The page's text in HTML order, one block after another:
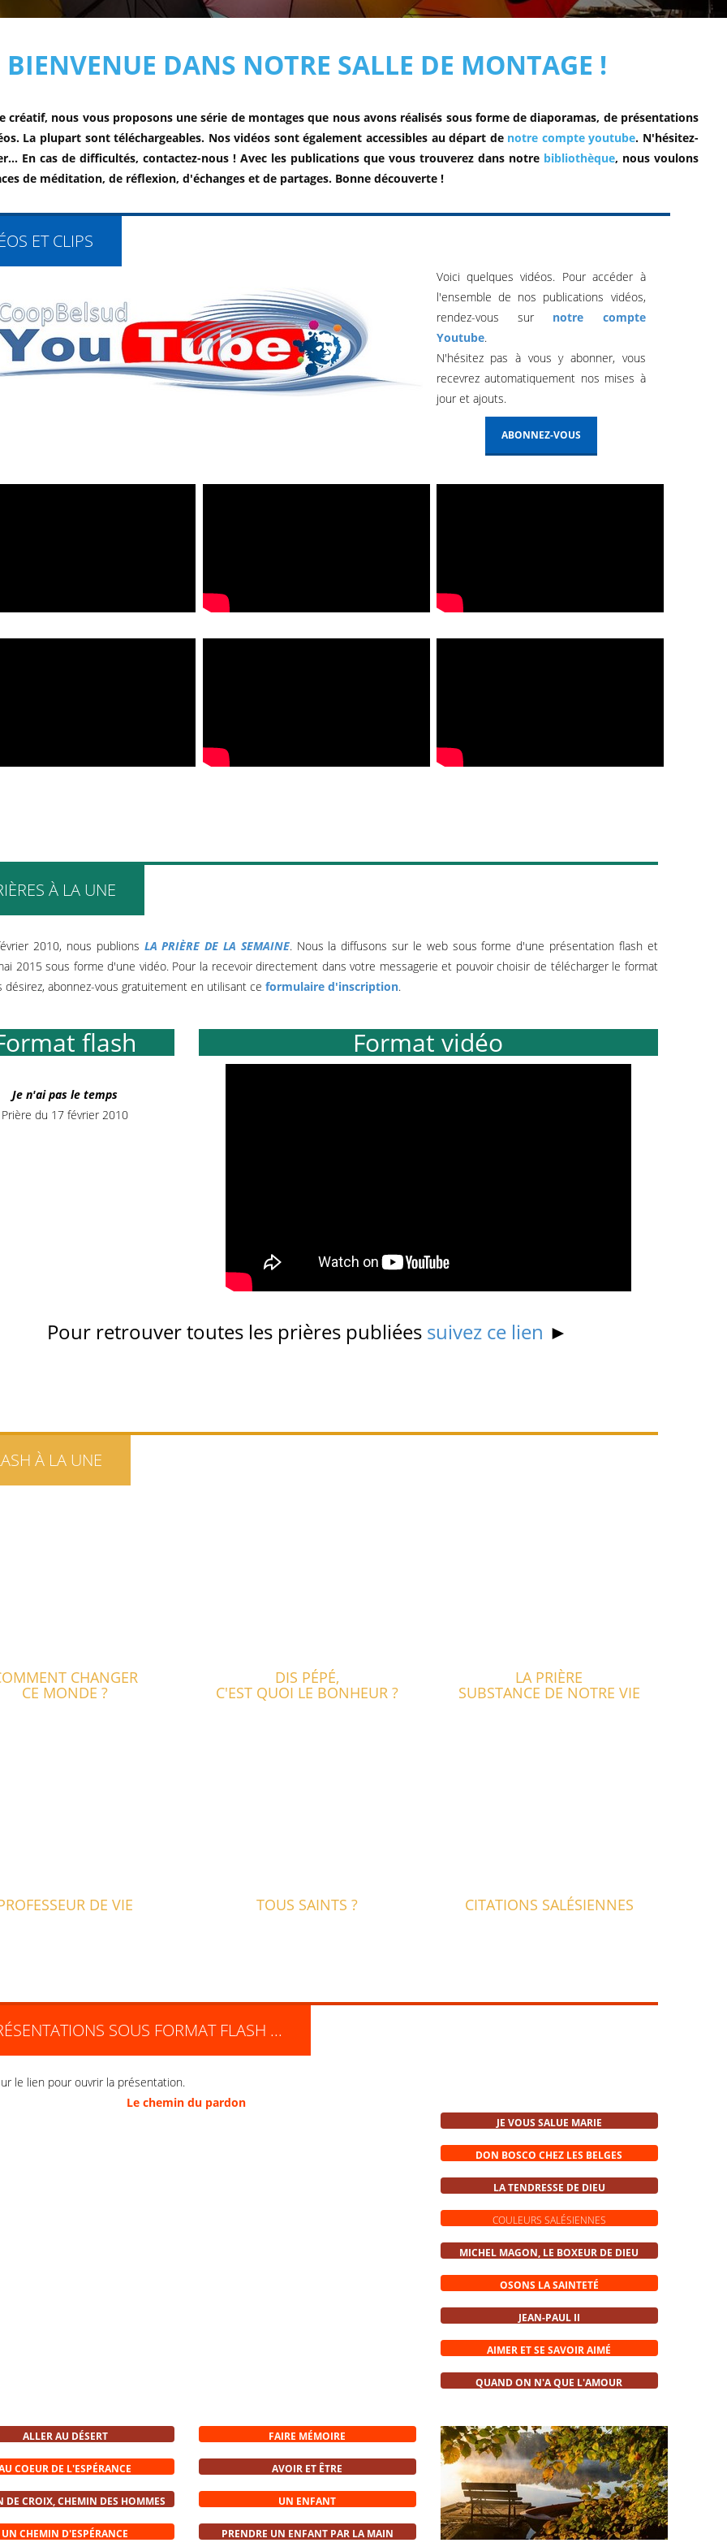
BIENVENUE DANS NOTRE SALLE DE MONTAGE !
créatif, nous vous proposons une série de montages que nous avons réalisés sous forme de diaporamas, de présentations
La plupart sont téléchargeables. Nos vidéos sont également accessibles au départ de notre compte youtube. N'hésitez-
En cas de difficultés, contactez-nous ! Avec les publications que vous trouverez dans notre bibliothèque, nous voulons
de méditation, de réflexion, d'échanges et de partages. Bonne découverte !
ET CLIPS
Voici quelques vidéos. Pour accéder à
l'ensemble de nos publications vidéos,
rendez-vous sur notre compte
Youtube.
N'hésitez pas à vous y abonner, vous
recevrez automatiquement nos mises à
jour et ajouts.
ABONNEZ-VOUS
À LA UNE
2010, nous publions LA PRIÈRE DE LA SEMAINE. Nous la diffusons sur le web sous forme d'une présentation flash et
2015 sous forme d'une vidéo. Pour la recevoir directement dans votre messagerie et pouvoir choisir de télécharger le format
désirez, abonnez-vous gratuitement en utilisant ceformulaire d'inscription.
flash
Je n'ai pas le temps
Prière du 17 février 2010
Format vidéo
Pour retrouver toutes les prières publiées suivez ce lien ►
À LA UNE
CHANGER
CE MONDE ?
DE VIE
DIS PÉPÉ,
C'EST QUOI LE BONHEUR ?
TOUS SAINTS ?
LA PRIÈRE
SUBSTANCE DE NOTRE VIE
CITATIONS SALÉSIENNES
SOUS FORMAT FLASH ...
le lien pour ouvrir la présentation.
Le chemin du pardon
JE VOUS SALUE MARIE
DON BOSCO CHEZ LES BELGES
LA TENDRESSE DE DIEU
COULEURS SALÉSIENNES
MICHEL MAGON, LE BOXEUR DE DIEU
OSONS LA SAINTETÉ
JEAN-PAUL II
AIMER ET SE SAVOIR AIMÉ
QUAND ON N'A QUE L'AMOUR
ALLER AU DÉSERT
COEUR DE L'ESPÉRANCE
DE CROIX, CHEMIN DES HOMMES
UN CHEMIN D'ESPÉRANCE
FAIRE MÉMOIRE
AVOIR ET ÊTRE
UN ENFANT
PRENDRE UN ENFANT PAR LA MAIN